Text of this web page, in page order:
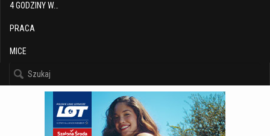
4 GODZINY W…
PRACA
MICE